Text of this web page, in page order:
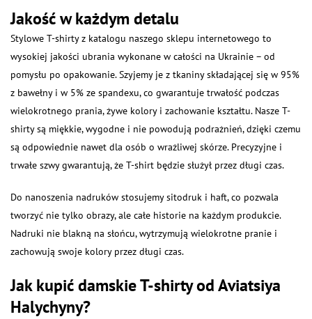
Jakość w każdym detalu
Stylowe T-shirty z katalogu naszego sklepu internetowego to
wysokiej jakości ubrania wykonane w całości na Ukrainie – od
pomysłu po opakowanie. Szyjemy je z tkaniny składającej się w 95%
z bawełny i w 5% ze spandexu, co gwarantuje trwałość podczas
wielokrotnego prania, żywe kolory i zachowanie kształtu. Nasze T-
shirty są miękkie, wygodne i nie powodują podrażnień, dzięki czemu
są odpowiednie nawet dla osób o wrażliwej skórze. Precyzyjne i
trwałe szwy gwarantują, że T-shirt będzie służył przez długi czas.
Do nanoszenia nadruków stosujemy sitodruk i haft, co pozwala
tworzyć nie tylko obrazy, ale całe historie na każdym produkcie.
Nadruki nie blakną na słońcu, wytrzymują wielokrotne pranie i
zachowują swoje kolory przez długi czas.
Jak kupić damskie T-shirty od Aviatsiya
Halychyny?